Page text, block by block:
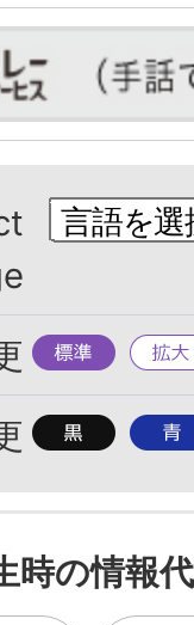
標
準
拡
大
背
色
を
黒
背
色
を
青
時の情報